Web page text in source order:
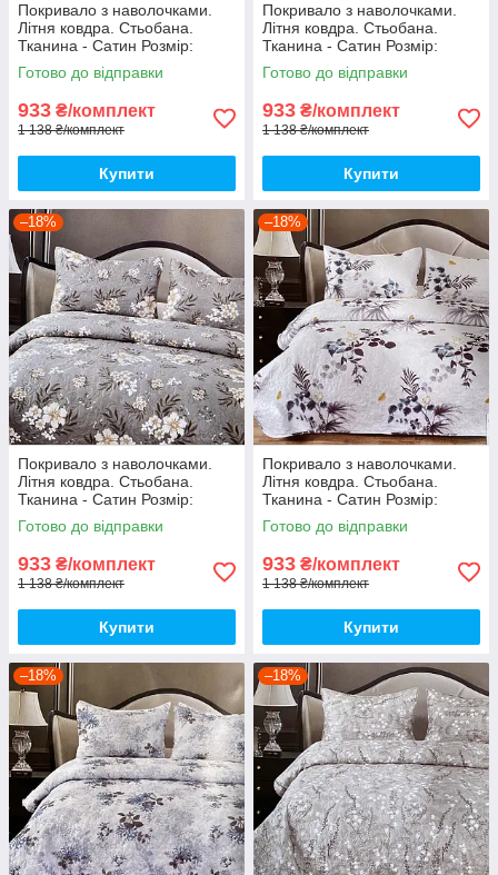
Покривало з наволочками.
Літня ковдра. Стьобана.
Тканина - Сатин Розмір:
200х230 Наволочки: 50*70
Готово до відправки
933 ₴/комплект
1 138 ₴/комплект
Купити
Покривало з наволочками.
Літня ковдра. Стьобана.
Тканина - Сатин Розмір:
200х230 Наволочки: 50*70
Готово до відправки
933 ₴/комплект
1 138 ₴/комплект
Купити
–18%
Покривало з наволочками.
Літня ковдра. Стьобана.
Тканина - Сатин Розмір:
200х230 Наволочки: 50*70
Готово до відправки
933 ₴/комплект
1 138 ₴/комплект
Купити
–18%
Покривало з наволочками.
Літня ковдра. Стьобана.
Тканина - Сатин Розмір:
200х230 Наволочки: 50*70
Готово до відправки
933 ₴/комплект
1 138 ₴/комплект
Купити
–18% –18%